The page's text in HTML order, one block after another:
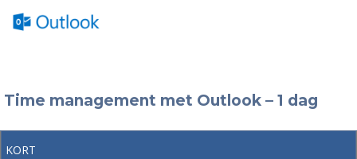
Time management met Outlook – 1 dag
KORT